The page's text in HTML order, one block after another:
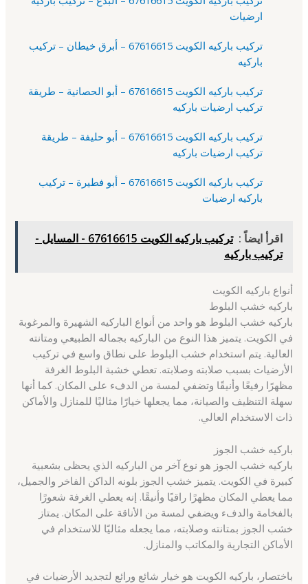
ارضيات
تركيب باركيه الكويت 67616615 – أبرق خيطان – تركيب
باركيه
تركيب باركيه الكويت 67616615 – أبو الحصانية – طريقة
تركيب ارضيات باركيه
تركيب باركيه الكويت 67616615 – أبو حليفة – طريقة
تركيب ارضيات باركيه
تركيب باركيه الكويت 67616615 – أبو فطيرة – تركيب
باركيه ارضيات
اقرأ ايضاً :
تركيب باركيه الكويت 67616615 - المسايل -
تركيب باركيه
أنواع باركيه الكويت
باركيه خشب البلوط
باركيه خشب البلوط هو واحد من أنواع الباركيه الشهيرة والمرغوبة
في الكويت. يتميز هذا النوع من الباركيه بجماله الطبيعي ومتانته
العالية. يتم استخدام خشب البلوط على نطاق واسع في تركيب
الأرضيات بسبب صلابته وصلابته. تعطي خشبة البلوط الغرفة
مظهرًا رفيعًا وأنيقًا وتضفي لمسة من الدفء على المكان. كما أنها
سهلة التنظيف والصيانة، مما يجعلها خيارًا مثاليًا للمنازل والأماكن
ذات الاستخدام العالي.
باركيه خشب الجوز
باركيه خشب الجوز هو نوع آخر من الباركيه الذي يحظى بشعبية
كبيرة في الكويت. يتميز خشب الجوز بلونه الداكن الفاخر والجميل،
مما يعطي المكان مظهرًا راقيًا وأنيقًا. إنه يعطي الغرفة شعورًا
بالفخامة والدفء ويضفي لمسة من الأناقة على المكان. يمتاز
خشب الجوز بمتانته وصلابته، مما يجعله مثاليًا للاستخدام في
الأماكن التجارية والمكاتب والمنازل.
باختصار، باركيه الكويت هو خيار شائع ورائع لتجديد الأرضيات في